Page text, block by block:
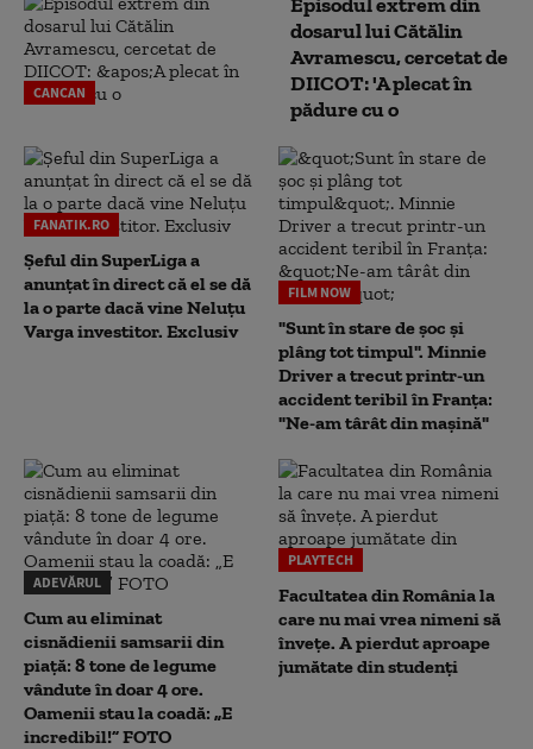
CANCAN
dosarul lui Cătălin
Avramescu, cercetat de
DIICOT: 'A plecat în
pădure cu o
FANATIK.RO
Șeful din SuperLiga a
anunțat în direct că el se dă
la o parte dacă vine Neluțu
Varga investitor. Exclusiv
FILM NOW
"Sunt în stare de șoc și
plâng tot timpul". Minnie
Driver a trecut printr-un
accident teribil în Franța:
"Ne-am târât din mașină"
ADEVĂRUL
Cum au eliminat
cisnădienii samsarii din
piață: 8 tone de legume
vândute în doar 4 ore.
Oamenii stau la coadă: „E
incredibil!” FOTO
PLAYTECH
Facultatea din România la
care nu mai vrea nimeni să
înveţe. A pierdut aproape
jumătate din studenţi